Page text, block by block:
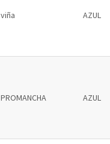
viña AZUL
PROMANCHA AZUL